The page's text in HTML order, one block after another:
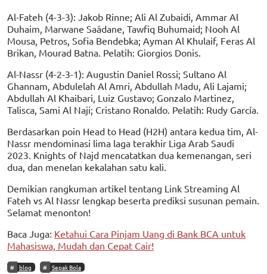
Al-Fateh (4-3-3): Jakob Rinne; Ali Al Zubaidi, Ammar Al
Duhaim, Marwane Saâdane, Tawfiq Buhumaid; Nooh Al
Mousa, Petros, Sofia Bendebka; Ayman Al Khulaif, Feras Al
Brikan, Mourad Batna. Pelatih: Giorgios Donis.
Al-Nassr (4-2-3-1): Augustin Daniel Rossi; Sultano Al
Ghannam, Abdulelah Al Amri, Abdullah Madu, Ali Lajami;
Abdullah Al Khaibari, Luiz Gustavo; Gonzalo Martinez,
Talisca, Sami Al Naji; Cristano Ronaldo. Pelatih: Rudy García.
Berdasarkan poin Head to Head (H2H) antara kedua tim, Al-
Nassr mendominasi lima laga terakhir Liga Arab Saudi
2023. Knights of Najd mencatatkan dua kemenangan, seri
dua, dan menelan kekalahan satu kali.
Demikian rangkuman artikel tentang Link Streaming Al
Fateh vs Al Nassr lengkap beserta prediksi susunan pemain.
Selamat menonton!
Baca Juga: Ketahui Cara Pinjam Uang di Bank BCA untuk
Mahasiswa, Mudah dan Cepat Cair!
blog Sepak Bola